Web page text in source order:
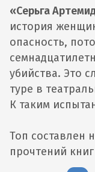
«Серьга
история
опасность,
убийства. Это
туре в
К таким
Топ составлен
прочтений